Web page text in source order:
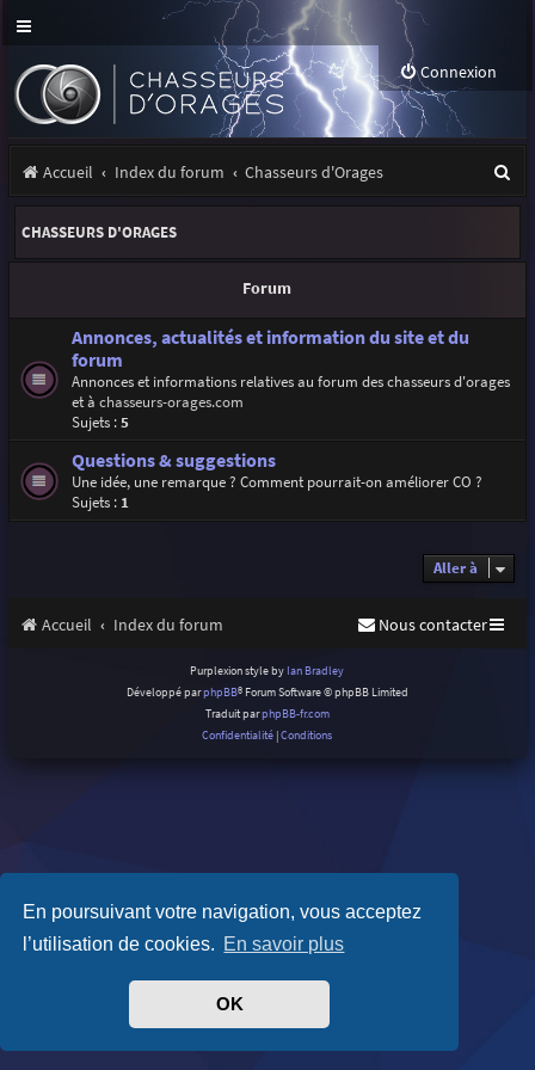
En poursuivant votre navigation, vous acceptez
l’utilisation de cookies. En savoir plus
OK
Connexion
Accueil Index du forum Chasseurs d'Orages
e
e
CHASSEURS D'ORAGES
Forum
Annonces, actualités et information du site et du
forum
Annonces et informations relatives au forum des chasseurs d'orages
et à chasseurs-orages.com
Sujets :5
Questions & suggestions
Une idée, une remarque ? Comment pourrait-on améliorer CO ?
Sujets : 1
Aller à
Accueil Index du forum Nous contacter
Purplexion style by Ian Bradley
Développé parphpBB® Forum Software © phpBB Limited
Traduit parphpBB-fr.com
Confidentialité |Conditions